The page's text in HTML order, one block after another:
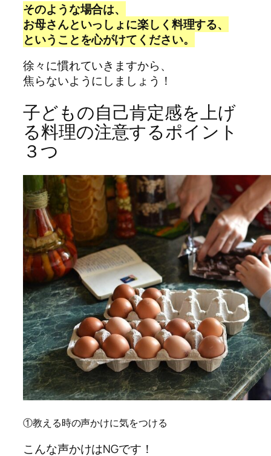
そのような場合は、
お母さんといっしょに楽しく料理する、
ということを心がけてください。
徐々に慣れていきますから、
焦らないようにしましょう！
子どもの自己肯定感を上げ
る料理の注意するポイント
３つ
①教える時の声かけに気をつける
こんな声かけはNGです！